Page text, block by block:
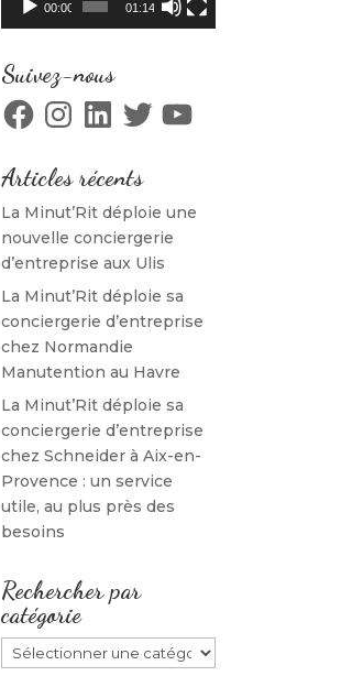
00:00 01:14
Suivez-nous
FacebookInstagramLinkedInTwitterYouTube
Articles récents
La Minut’Rit déploie une
nouvelle conciergerie
d’entreprise aux Ulis
La Minut’Rit déploie sa
conciergerie d’entreprise
chez Normandie
Manutention au Havre
La Minut’Rit déploie sa
conciergerie d’entreprise
chez Schneider à Aix-en-
Provence : un service
utile, au plus près des
besoins
Rechercher par
catégorie
Rechercher
par